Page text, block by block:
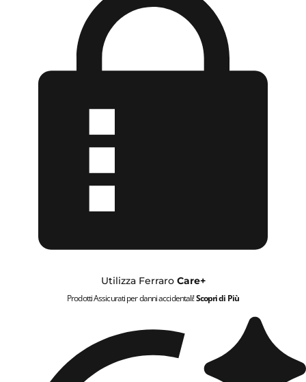
Utilizza Ferraro Care+
Prodotti Assicurati per danni accidentali!Scopri di Più